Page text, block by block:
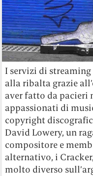
I servizi di
alla ribalta grazie
aver fatto da
appassionati di
copyright
David Lowery, un
compositore e
alternativo, i
molto diverso